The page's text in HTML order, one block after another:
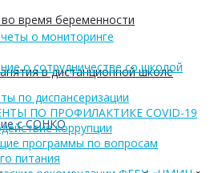
время беременности
в дистанционной школе
с СОНКО
о мониторинге
о сотрудничестве со школой
по диспансеризации
ПО ПРОФИЛАКТИКЕ COVID-19
коррупции
программы по вопросам
питания